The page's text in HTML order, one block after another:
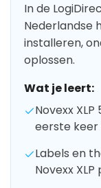
In de
Nederlandse
installeren,
oplossen.
Wat je leert:
Novexx
eerste
Labels en
Novexx